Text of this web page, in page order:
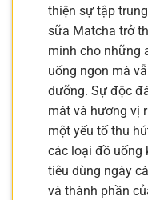
thiện sự tập
sữa Matcha trở
minh cho những
uống ngon mà
dưỡng. Sự độc
mát và hương vị
một yếu tố thu
các loại đồ uống
tiêu dùng ngày
và thành phần